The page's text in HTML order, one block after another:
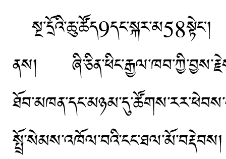
ནས།
སྤྲོ་སེམས་འཁོལ་བའི་ངང་ཐལ་མོ་བརྡེབས།